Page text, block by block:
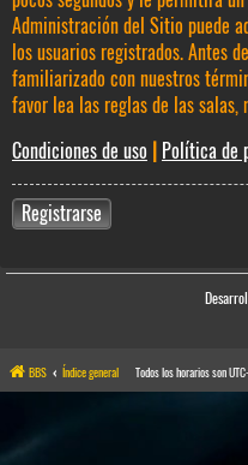
Administración del Sitio puede
los usuarios registrados. Antes
familiarizado con nuestros
favor lea las reglas de las
Condiciones de uso
Política de
Registrarse
BBS Índice general Todos los horarios son